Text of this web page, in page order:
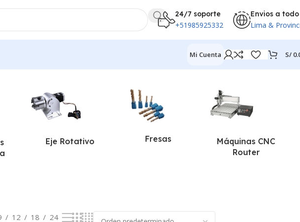
24/7 soporte
+51985925332
Envios a todo
Lima &
Mi Cuenta S/
Eje Rotativo Fresas
Máquinas CNC
Router
12 18 24